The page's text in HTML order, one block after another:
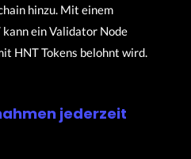
hinzu. Mit einem
ein Validator Node
HNT Tokens belohnt wird.
jederzeit